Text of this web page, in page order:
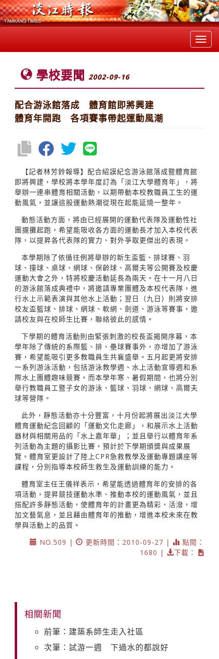
學校要聞 2002-09-16
配合游泳館落成 體育館即將興建
體育年開跑 各項賽事帶起運動風潮
【記者林芳鈴報導】配合紹謨紀念游泳館落成暨體育館
即將興建，學校將本學年度訂為「淡江大學體育年」，將
舉辦一連串體育相關活動，以期帶動本校教職員工生的運
動風氣，並讓這股運動熱潮從現在起能延燒一整年。
動態活動方面，將由已經展開的運動代表隊及運動性社
團擺攤起跑，希望能吸收各方面的運動長才加入本校代表
隊，以提昇各代表隊的實力、對外爭取更傑出的表現。
本學期除了依循往例將舉辦的新生盃籃、排球賽、羽
球、撞球、桌球、網球、保齡球、高爾夫等公開賽及校慶
運動大會之外，特將校慶活動延長為兩天。在十一月八日
的游泳館落成典禮中，將邀請專業團體及本校代表隊，進
行水上示範表演與其他水上活動；翌日（九日）則將安排
校友盃籃球、排球、網球、軟網、劍道、游泳等賽事，邀
請校友與在校師生比賽，聯絡彼此的感情。
下學期的體育活動則由緊張刺激的校長盃揭開序幕，本
學年除了傳統的系際籃、排、壘球賽事外，亦增加了游泳
賽，希望能吸引更多教職員生共襄盛舉。五月起更將安排
一系列游泳活動，包括游泳教學週、水上活動宣導週和系
際水上團體趣味競賽。而本學年寒、暑假期間，也將分別
舉行教職員工暨子女的游泳、籃球、羽球、網球、高爾夫
球等營隊。
此外，靜態活動亦十分豐富，十月份起將展出淡江大學
體育運動紀念回顧的「運動文化走廊」，和展示水上活動
器材與相關用品的「水上嘉年華」；並且舉行以體育年系
列活動為主題的攝影比賽，預計於下學期頒獎與成果展
覽。體育室更設計了陸上CPR急救教學及運動專題講座等
課程，分別指導本校師生救生及運動訓練的能力。
體育室主任王儀祥表示，希望能透過體育年的安排的各
項活動，提昇競技運動水準、推動本校的運動風氣，並且
搭配許多靜態活動，使體育年的計畫更為精彩、活潑，增
加文藝氣息，並且藉由體育年的推動，增進本校未來在教
學與活動上的品質。
NO.509 |
更新時間：2010-09-27 |
點閱：
1680 |
下載：
相關新聞
前筆：建築系師生走入社區
次筆：試游一週 下過水的都說好